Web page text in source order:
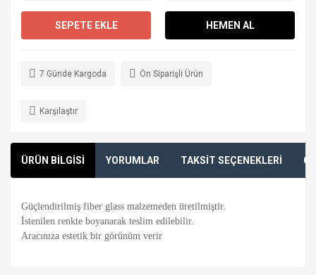
SEPETE EKLE HEMEN AL
7 Günde Kargoda Ön Siparişli Ürün
Karşılaştır
ÜRÜN BİLGİSİ YORUMLAR TAKSİT SEÇENEKLERİ
Güçlendirilmiş fiber glass malzemeden üretilmiştir.
İstenilen renkte boyanarak teslim edilebilir.
Aracınıza estetik bir görünüm verir